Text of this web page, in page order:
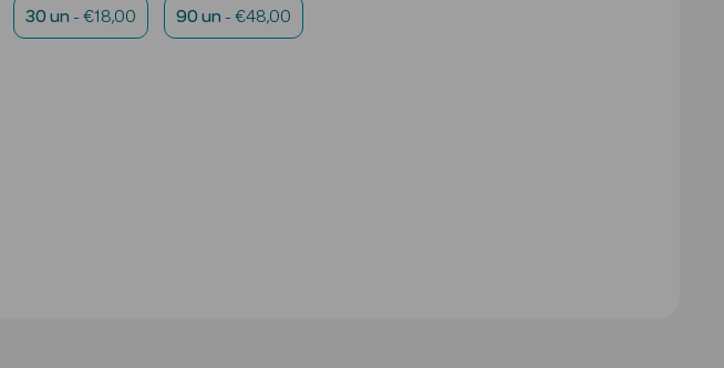
30 un - €18,00 90 un - €48,00